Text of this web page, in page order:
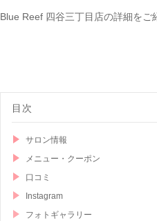
Blue Reef 四谷三丁目店の詳細をご
目次
サロン情報
メニュー・クーポン
口コミ
Instagram
フォトギャラリー